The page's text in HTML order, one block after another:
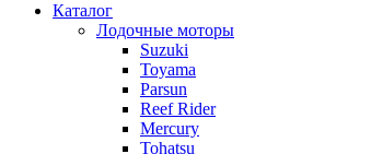
Каталог
Лодочные моторы
Suzuki
Toyama
Parsun
Reef Rider
Mercury
Tohatsu